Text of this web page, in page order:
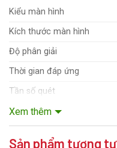
Kiểu màn hình
Kích thước màn hình
Độ phân giải
Thời gian đáp ứng
Tần số quét
Độ sáng
Xem thêm
Sản phẩm tương tự